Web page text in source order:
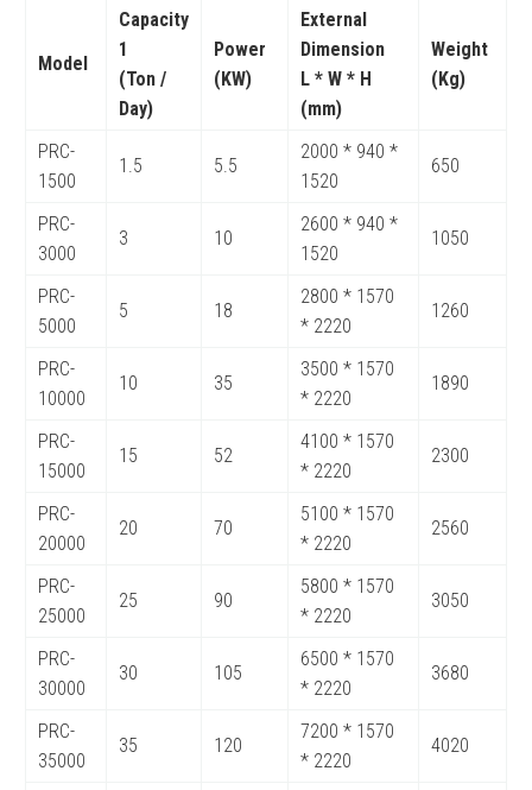
Model
Capacity
1
(Ton /
Day)
Power
(KW)
External
Dimension
L * W * H
(mm)
Weight
(Kg)
PRC-
1500
1.5 5.5
2000 * 940 *
1520
650
PRC-
3000
3 10
2600 * 940 *
1520
1050
PRC-
5000
5 18
2800 * 1570
* 2220
1260
PRC-
10000
10 35
3500 * 1570
* 2220
1890
PRC-
15000
15 52
4100 * 1570
* 2220
2300
PRC-
20000
20 70
5100 * 1570
* 2220
2560
PRC-
25000
25 90
5800 * 1570
* 2220
3050
PRC-
30000
30 105
6500 * 1570
* 2220
3680
PRC-
35000
35 120
7200 * 1570
* 2220
4020